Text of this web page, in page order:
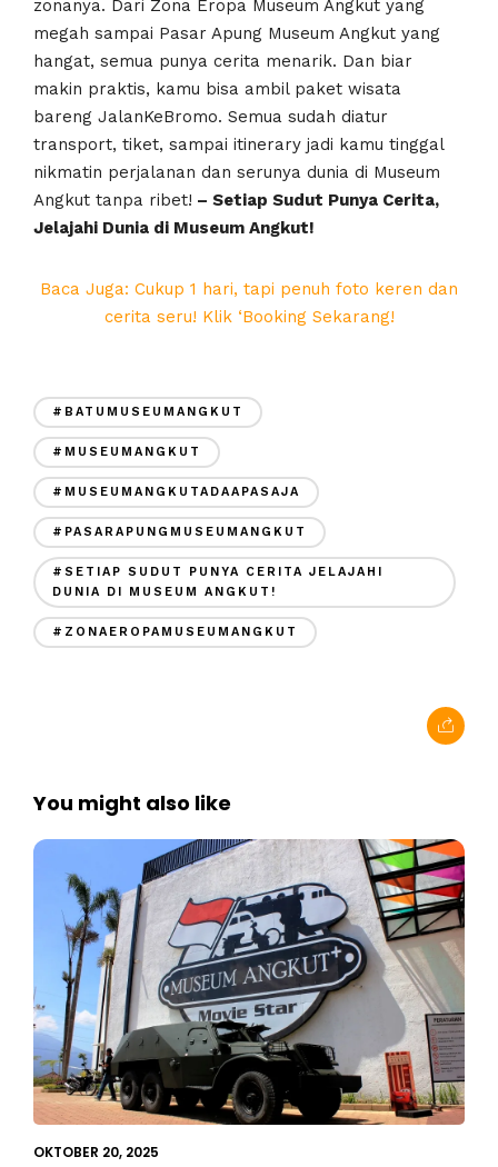
zonanya. Dari Zona Eropa Museum Angkut yang
megah sampai Pasar Apung Museum Angkut yang
hangat, semua punya cerita menarik. Dan biar
makin praktis, kamu bisa ambil paket wisata
bareng JalanKeBromo. Semua sudah diatur
transport, tiket, sampai itinerary jadi kamu tinggal
nikmatin perjalanan dan serunya dunia di Museum
Angkut tanpa ribet! – Setiap Sudut Punya Cerita,
Jelajahi Dunia di Museum Angkut!
Baca Juga: Cukup 1 hari, tapi penuh foto keren dan
cerita seru! Klik ‘Booking Sekarang!
#BATUMUSEUMANGKUT
#MUSEUMANGKUT
#MUSEUMANGKUTADAAPASAJA
#PASARAPUNGMUSEUMANGKUT
#SETIAP SUDUT PUNYA CERITA JELAJAHI
DUNIA DI MUSEUM ANGKUT!
#ZONAEROPAMUSEUMANGKUT
You might also like
OKTOBER 20, 2025